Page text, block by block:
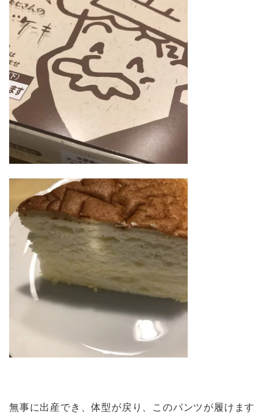
無事に出産でき、体型が戻り、このパンツが履けます